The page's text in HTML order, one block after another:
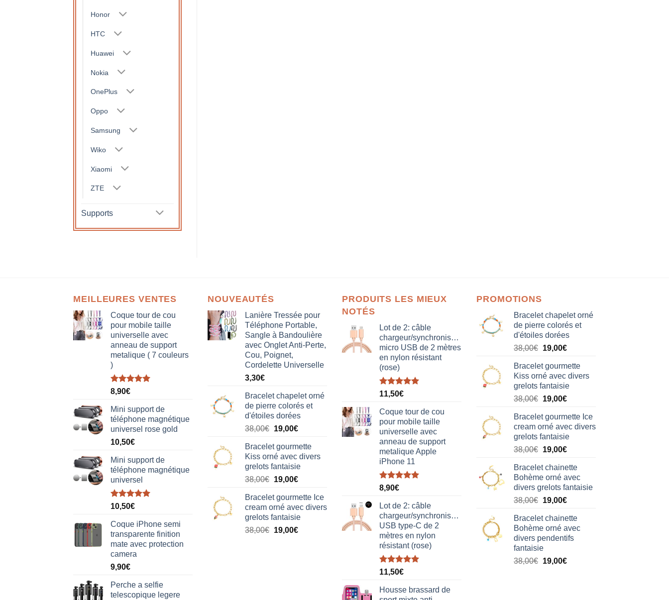
Honor
HTC
Huawei
Nokia
OnePlus
Oppo
Samsung
Wiko
Xiaomi
ZTE
Supports
MEILLEURES VENTES
Coque tour de cou
pour mobile taille
universelle avec
anneau de support
metalique ( 7 couleurs
)
Note5.00
8,90€
Mini support de
téléphone magnétique
universel rose gold
10,50€
Mini support de
téléphone magnétique
universel
Note5.00
10,50€
Coque iPhone semi
transparente finition
mate avec protection
camera
9,90€
Perche a selfie
telescopique legere
NOUVEAUTÉS
Lanière Tressée pour
Téléphone Portable,
Sangle à Bandoulière
avec Onglet Anti-Perte,
Cou, Poignet,
Cordelette Universelle
3,30€
Bracelet chapelet orné
de pierre colorés et
d'étoiles dorées
38,00€ Le
initial
était :
38,00€.
19,00€Le
actuel
est :
19,00€.
Bracelet gourmette
Kiss orné avec divers
grelots fantaisie
38,00€ Le
initial
était :
38,00€.
19,00€Le
actuel
est :
19,00€.
Bracelet gourmette Ice
cream orné avec divers
grelots fantaisie
38,00€ Le
19,00€Le
PRODUITS LES MIEUX
NOTÉS
Lot de 2: câble
chargeur/synchronisation
micro USB de 2 mètres
en nylon résistant
(rose)
Note5.00
11,50€
Coque tour de cou
pour mobile taille
universelle avec
anneau de support
metalique Apple
iPhone 11
Note5.00
8,90€
Lot de 2: câble
chargeur/synchronisation
USB type-C de 2
mètres en nylon
résistant (rose)
Note5.00
11,50€
Housse brassard de
PROMOTIONS
Bracelet chapelet orné
de pierre colorés et
d'étoiles dorées
38,00€ Le
initial
était :
38,00€.
19,00€Le
actuel
est :
19,00€.
Bracelet gourmette
Kiss orné avec divers
grelots fantaisie
38,00€ Le
initial
était :
38,00€.
19,00€Le
actuel
est :
19,00€.
Bracelet gourmette Ice
cream orné avec divers
grelots fantaisie
38,00€ Le
initial
était :
38,00€.
19,00€Le
actuel
est :
19,00€.
Bracelet chainette
Bohème orné avec
divers grelots fantaisie
38,00€ Le
initial
était :
38,00€.
19,00€Le
actuel
est :
19,00€.
Bracelet chainette
Bohème orné avec
divers pendentifs
fantaisie
38,00€ Le
19,00€Le